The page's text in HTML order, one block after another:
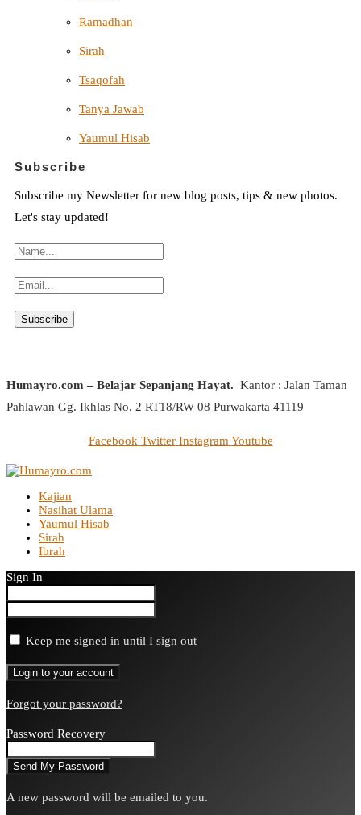
Ramadhan
Sirah
Tsaqofah
Tanya Jawab
Yaumul Hisab
Subscribe
Subscribe my Newsletter for new blog posts, tips & new photos.
Let's stay updated!
Humayro.com – Belajar Sepanjang Hayat. Kantor : Jalan Taman
Pahlawan Gg. Ikhlas No. 2 RT18/RW 08 Purwakarta 41119
Facebook Twitter Instagram Youtube
Kajian
Nasihat Ulama
Yaumul Hisab
Sirah
Ibrah
Sign In
Keep me signed in until I sign out
Forgot your password?
Password Recovery
A new password will be emailed to you.